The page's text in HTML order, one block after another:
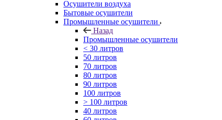
Осушители воздуха
Бытовые осушители
Промышленные осушители
Назад
Промышленные осушители
< 30 литров
50 литров
70 литров
80 литров
90 литров
100 литров
> 100 литров
40 литров